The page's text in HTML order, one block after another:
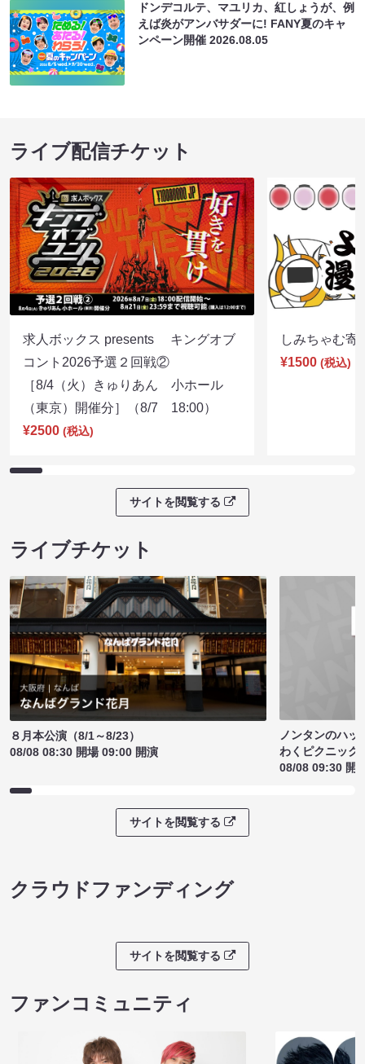
ドンデコルテ、マユリカ、紅しょうが、例
えば炎がアンバサダーに! FANY夏のキャ
ンペーン開催2026.08.05
ライブ配信チケット
求人ボックス presents キングオブ
コント2026予選２回戦②
［8/4（火）きゅりあん 小ホール
（東京）開催分］（8/7 18:00）
¥2500 (税込)
しみちゃむ
¥1500 (税込)
サイトを閲覧する
ライブチケット
８月本公演（8/1～8/23）
08/08 08:30 開場 09:00 開演
ノンタンのハッ
わくピクニック
08/08 09:30 開
サイトを閲覧する
クラウドファンディング
サイトを閲覧する
ファンコミュニティ